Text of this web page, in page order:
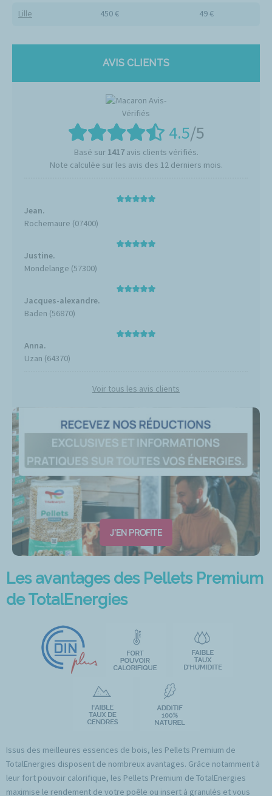
Lille 450 € 49 €
Les avantages des Pellets Premium
de TotalEnergies
Issus des meilleures essences de bois, les Pellets Premium de
TotalEnergies disposent de nombreux avantages. Grâce notamment à
leur fort pouvoir calorifique, les Pellets Premium de TotalEnergies
maximise le rendement de votre poêle ou insert à granulés et vous
AVIS CLIENTS
4.5/5
Basé sur 1417avis clients vérifiés.
Note calculée sur les avis des 12 derniers mois.
Jean.
Rochemaure (07400)
Justine.
Mondelange (57300)
Jacques-alexandre.
Baden (56870)
Anna.
Uzan (64370)
Voir tous les avis clients
J'EN PROFITE